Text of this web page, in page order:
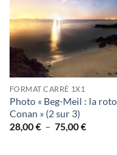
FORMAT CARRÉ 1X1
Photo « Beg-Meil : la
Conan » (2 sur 3)
28,00€ – 75,00€Plage